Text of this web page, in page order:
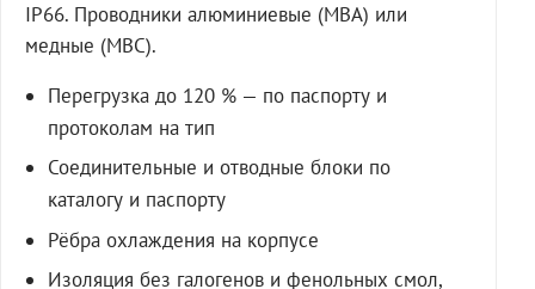
IP66. Проводники алюминиевые (МВА) или
медные (МВС).
Перегрузка до 120 % — по паспорту и
протоколам на тип
Соединительные и отводные блоки по
каталогу и паспорту
Рёбра охлаждения на корпусе
Изоляция без галогенов и фенольных смол,